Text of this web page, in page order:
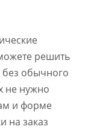
решить
обычного
не нужно
и форме
на заказ